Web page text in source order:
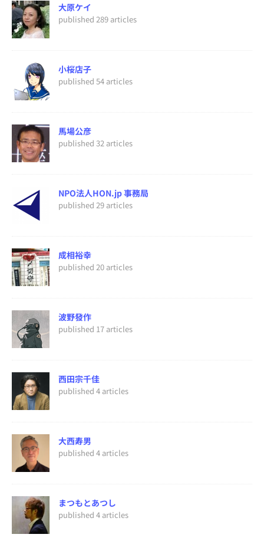
大原ケイ
published 289 articles
小桜店子
published 54 articles
馬場公彦
published 32 articles
NPO法人HON.jp 事務局
published 29 articles
成相裕幸
published 20 articles
波野發作
published 17 articles
西田宗千佳
published 4 articles
大西寿男
published 4 articles
まつもとあつし
published 4 articles